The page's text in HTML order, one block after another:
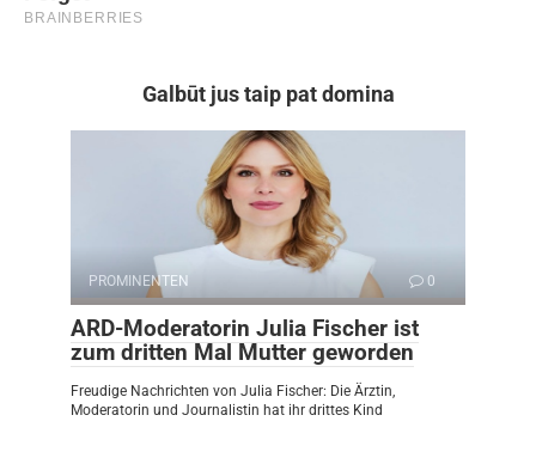
Galbūt jus taip pat domina
PROMINENTEN 0
ARD-Moderatorin Julia Fischer ist
zum dritten Mal Mutter geworden
Freudige Nachrichten von Julia Fischer: Die Ärztin,
Moderatorin und Journalistin hat ihr drittes Kind